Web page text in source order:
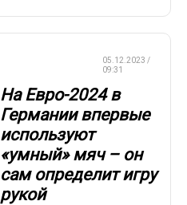
05.12.2023 /
09:31
На Евро-2024 в
Германии впервые
используют
«умный» мяч – он
сам определит игру
рукой